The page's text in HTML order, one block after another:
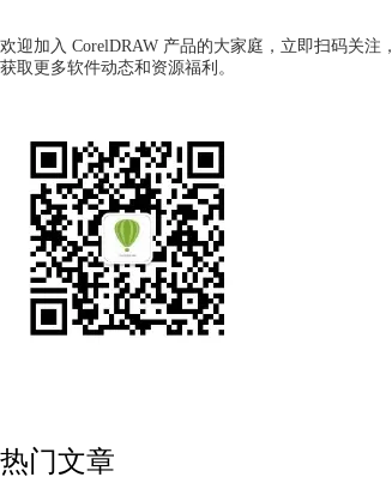
欢迎加入 CorelDRAW 产品的大家庭，立即扫码关注，
获取更多软件动态和资源福利。
热门文章